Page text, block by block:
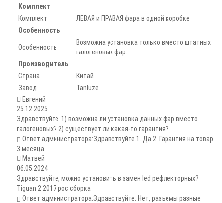
Комплект
Комплект
ЛЕВАЯ и ПРАВАЯ фара в одной коробке
Особенность
Особенность
Возможна установка только вместо штатных
галогеновых фар.
Производитель
Страна
Китай
Завод
Tanluze
Евгений
25.12.2025
Здравствуйте. 1) возможна ли установка данных фар вместо
галогеновых? 2) существует ли какая-то гарантия?
Ответ администратора:Здравствуйте.1. Да.2. Гарантия на товар
3 месяца
Матвей
06.05.2024
Здравствуйте, можно установить в замен led рефлекторных?
Tiguan 2 2017 рос сборка
Ответ администратора:Здравствуйте. Нет, разъемы разные